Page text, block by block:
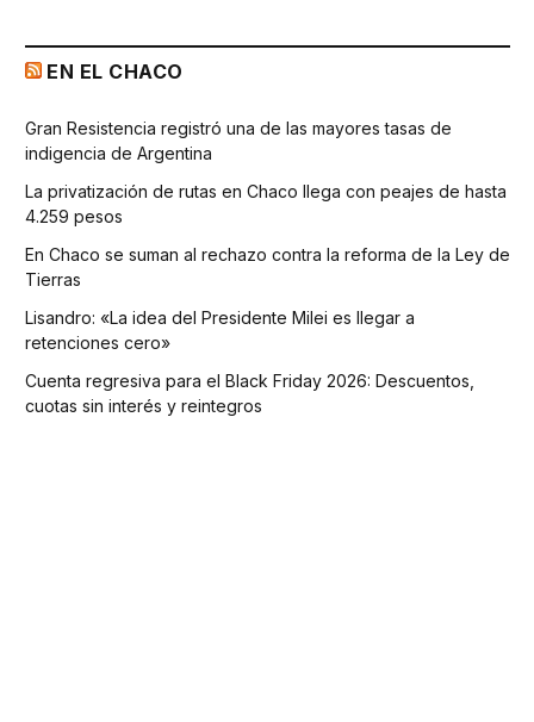
EN EL CHACO
Gran Resistencia registró una de las mayores tasas de
indigencia de Argentina
La privatización de rutas en Chaco llega con peajes de hasta
4.259 pesos
En Chaco se suman al rechazo contra la reforma de la Ley de
Tierras
Lisandro: «La idea del Presidente Milei es llegar a
retenciones cero»
Cuenta regresiva para el Black Friday 2026: Descuentos,
cuotas sin interés y reintegros